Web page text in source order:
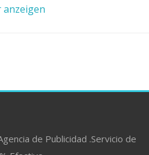
anzeigen
de Publicidad .Servicio de